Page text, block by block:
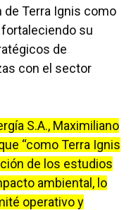
de Terra Ignis como
su
de
con el sector
S.A., Maximiliano
“como Terra Ignis
de los estudios
ambiental, lo
operativo y